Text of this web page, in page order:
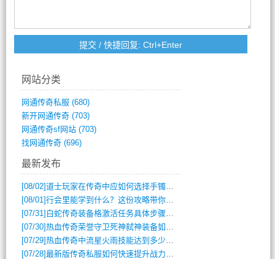
网站分类
网通传奇私服 (680)
新开网通传奇(703)
网通传奇sf网站(703)
找网通传奇(696)
最新发布
[08/02]道士玩家在传奇中应如何选择手镯装备？
[08/01]行会里能学到什么？这份攻略带你全掌握
[07/31] 白蛇传奇装备格激活任务具体步骤是什么？如何完成？
[07/30]热血传奇荣誉守卫死神弑神装备如何获取与佩戴攻略？
[07/29]热血传奇中流星火雨技能达到多少级可以开始练装备？
[07/28]最新版传奇私服如何快速提升战力与获取稀有装备？